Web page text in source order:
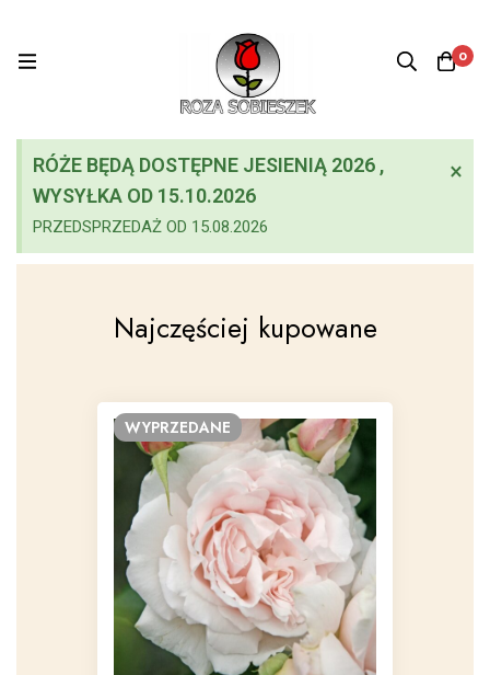
0
RÓŻE BĘDĄ DOSTĘPNE JESIENIĄ 2026 ,
WYSYŁKA OD 15.10.2026
PRZEDSPRZEDAŻ OD 15.08.2026
×
Najczęściej kupowane
WYPRZEDANE